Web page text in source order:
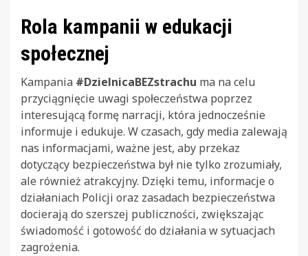
Rola kampanii w edukacji
społecznej
Kampania #DzielnicaBEZstrachu ma na celu
przyciągnięcie uwagi społeczeństwa poprzez
interesującą formę narracji, która jednocześnie
informuje i edukuje. W czasach, gdy media zalewają
nas informacjami, ważne jest, aby przekaz
dotyczący bezpieczeństwa był nie tylko zrozumiały,
ale również atrakcyjny. Dzięki temu, informacje o
działaniach Policji oraz zasadach bezpieczeństwa
docierają do szerszej publiczności, zwiększając
świadomość i gotowość do działania w sytuacjach
zagrożenia.